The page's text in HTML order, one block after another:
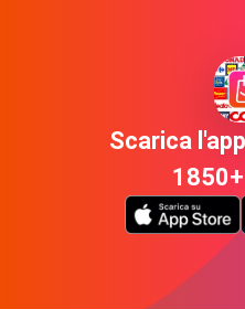
Scarica